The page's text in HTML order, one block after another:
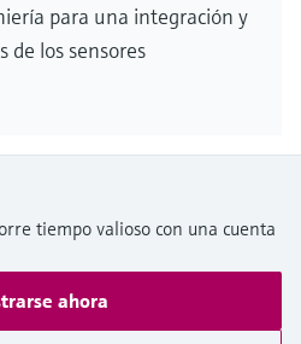
para una integración y
de los sensores
tiempo valioso con una cuenta
ahora